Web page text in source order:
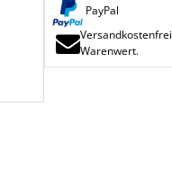
PayPal
Warenwert.